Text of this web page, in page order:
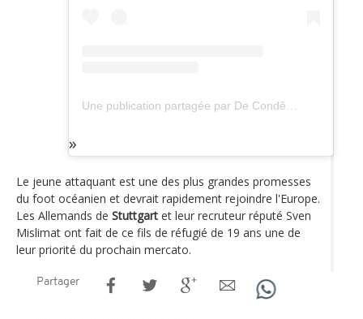
Le jeune attaquant est une des plus grandes promesses
du foot océanien et devrait rapidement rejoindre l'Europe.
Les Allemands de Stuttgart et leur recruteur réputé Sven
Mislimat ont fait de ce fils de réfugié de 19 ans une de
leur priorité du prochain mercato.
Partager